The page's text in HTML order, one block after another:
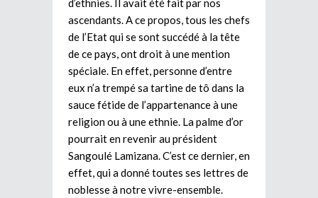
ascendants. A ce propos, tous les chefs
de l’Etat qui se sont succédé à la tête
de ce pays, ont droit à une mention
spéciale. En effet, personne d’entre
eux n’a trempé sa tartine de tô dans la
sauce fétide de l’appartenance à une
religion ou à une ethnie. La palme d’or
pourrait en revenir au président
Sangoulé Lamizana. C’est ce dernier, en
effet, qui a donné toutes ses lettres de
noblesse à notre vivre-ensemble.